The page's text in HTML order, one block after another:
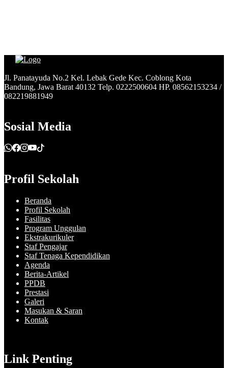
Jl. Panatayuda No.2 Kel. Lebak Gede Kec. Coblong Kota
Bandung, Jawa Barat 40132 Telp. 0222500604 HP. 08562153234 /
082219881949
Sosial Media
Profil Sekolah
Beranda
Profil Sekolah
Fasilitas
Program Unggulan
Ekstrakurikuler
Staf Pengajar
Staf Tenaga Kependidikan
Agenda
Berita-Artikel
PPDB
Prestasi
Galeri
Masukan & Saran
Kontak
Link Penting